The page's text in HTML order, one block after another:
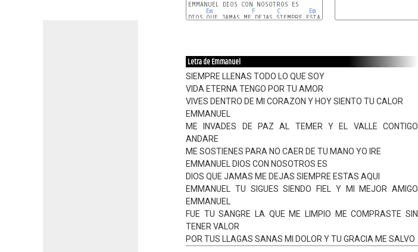
EMMANUEL DIOS CON NOSOTROS ES
Em
F C Em
DIOS QUE JAMAS ME DEJAS SIEMPRE ESTAS AQUI
Letra de Emmanuel
SIEMPRE LLENAS TODO LO QUE SOY
VIDA ETERNA TENGO POR TU AMOR
VIVES DENTRO DE MI CORAZON Y HOY SIENTO TU CALOR
EMMANUEL
ME INVADES DE PAZ AL TEMER Y EL VALLE CONTIGO
ANDARE
ME SOSTIENES PARA NO CAER DE TU MANO YO IRE
EMMANUEL DIOS CON NOSOTROS ES
DIOS QUE JAMAS ME DEJAS SIEMPRE ESTAS AQUI
EMMANUEL TU SIGUES SIENDO FIEL Y MI MEJOR AMIGO
EMMANUEL
FUE TU SANGRE LA QUE ME LIMPIO ME COMPRASTE SIN
TENER VALOR
POR TUS LLAGAS SANAS MI DOLOR Y TU GRACIA ME SALVO